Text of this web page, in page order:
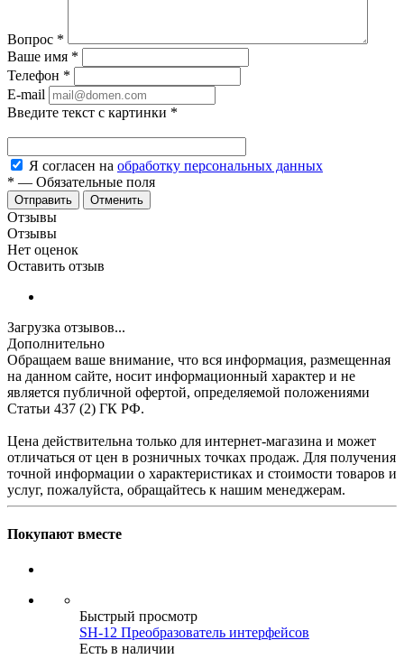
Вопрос *
Ваше имя *
Телефон *
E-mail
Введите текст с картинки *
Я согласен на обработку персональных данных
* — Обязательные поля
Отменить
Отзывы
Отзывы
Нет оценок
Оставить отзыв
Загрузка отзывов...
Дополнительно
Обращаем ваше внимание, что вся информация, размещенная
на данном сайте, носит информационный характер и не
является публичной офертой, определяемой положениями
Статьи 437 (2) ГК РФ.
Цена действительна только для интернет-магазина и может
отличаться от цен в розничных точках продаж. Для получения
точной информации о характеристиках и стоимости товаров и
услуг, пожалуйста, обращайтесь к нашим менеджерам.
Покупают вместе
Быстрый просмотр
SH-12 Преобразователь интерфейсов
Есть в наличии